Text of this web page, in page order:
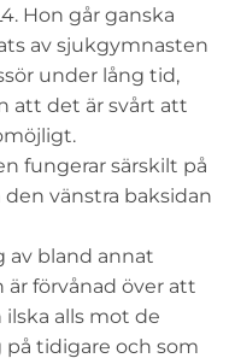
Hon går ganska
av sjukgymnasten
under lång tid,
att det är svårt att
fungerar särskilt på
vänstra baksidan
av bland annat
är förvånad över att
alls mot de
på tidigare och som